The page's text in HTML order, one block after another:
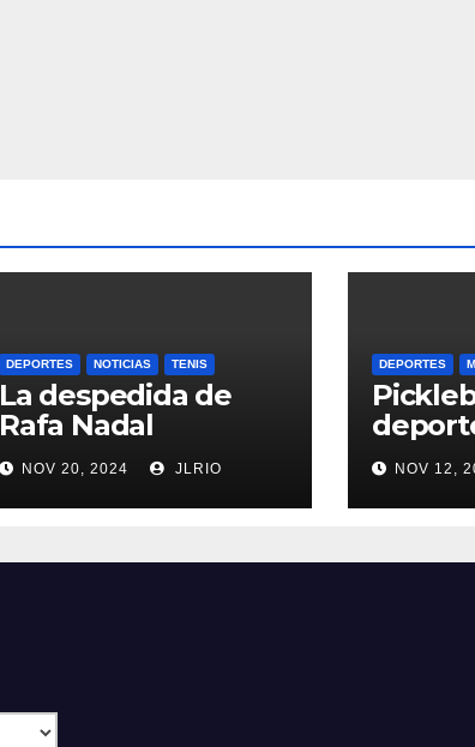
DEPORTES NOTICIAS TENIS
La despedida de
Rafa Nadal
NOV 20, 2024 JLRIO
DEPORTES
NOV 12,